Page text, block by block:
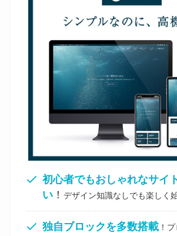
初心者でもおしゃれなサイ
い！ デザイン知識なしでも楽しく
独自ブロックを多数搭載！プ